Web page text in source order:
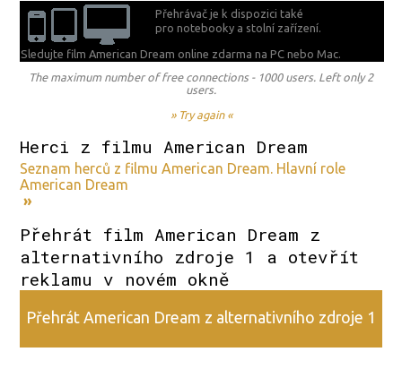
Přehrávač je k dispozici také
pro notebooky a stolní zařízení.
Sledujte film American Dream online zdarma naPC nebo Mac.
The maximum number of free connections - 1000 users. Left only 2
users.
» Try again «
Herci z filmu American Dream
Seznam herců z filmu American Dream. Hlavní role
American Dream
»
Přehrát film American Dream z
alternativního zdroje 1 a otevřít
reklamu v novém okně
Přehrát American Dream z alternativního zdroje 1